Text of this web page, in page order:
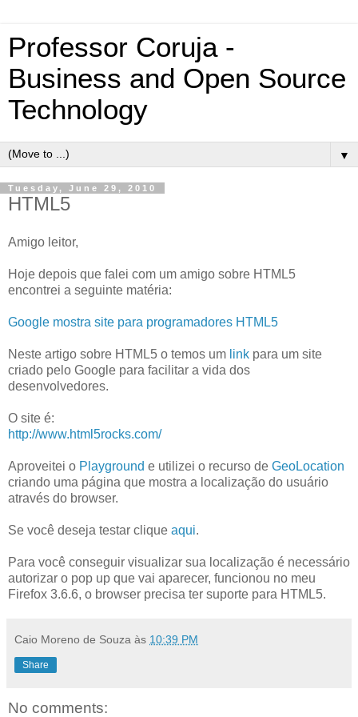
Professor Coruja -
Business and Open Source
Technology
▼
Tuesday, June 29, 2010
HTML5
Amigo leitor,
Hoje depois que falei com um amigo sobre HTML5
encontrei a seguinte matéria:
Google mostra site para programadores HTML5
Neste artigo sobre HTML5 o temos um link para um site
criado pelo Google para facilitar a vida dos
desenvolvedores.
O site é:
http://www.html5rocks.com/
Aproveitei o Playground e utilizei o recurso de GeoLocation
criando uma página que mostra a localização do usuário
através do browser.
Se você deseja testar clique aqui.
Para você conseguir visualizar sua localização é necessário
autorizar o pop up que vai aparecer, funcionou no meu
Firefox 3.6.6, o browser precisa ter suporte para HTML5.
Caio Moreno de Souza às 10:39 PM
Share
No comments: